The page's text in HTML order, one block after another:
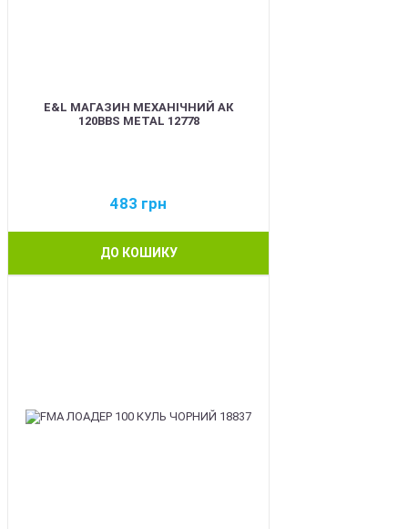
E&L МАГАЗИН МЕХАНІЧНИЙ АК
120BBS METAL 12778
483 грн
ДО КОШИКУ